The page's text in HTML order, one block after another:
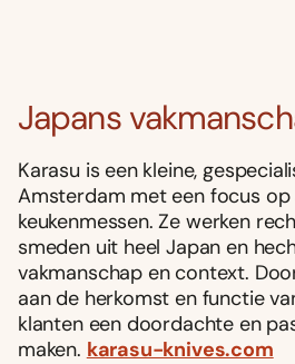
Japans
Karasu is een kleine,
Amsterdam met een focus op
keukenmessen. Ze werken
smeden uit heel Japan en
vakmanschap en context.
aan de herkomst en functie
klanten een doordachte en
maken. karasu-knives.com